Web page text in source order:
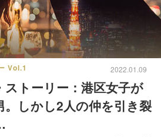
Vol.1 2022.01.09
トーリー：港区女子が
しかし2人の仲を引き裂